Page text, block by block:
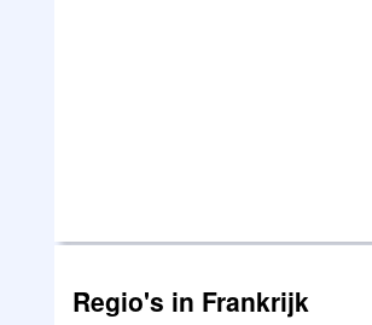
Regio's in Frankrijk